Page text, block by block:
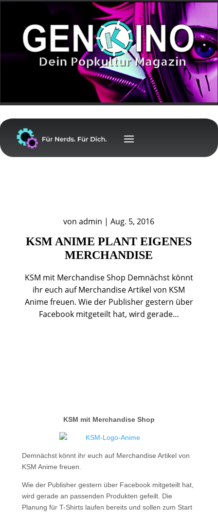
vonadmin |Aug. 5, 2016
KSM ANIME PLANT EIGENES
MERCHANDISE
KSM mit Merchandise Shop Demnächst könnt
ihr euch auf Merchandise Artikel von KSM
Anime freuen. Wie der Publisher gestern über
Facebook mitgeteilt hat, wird gerade…
KSM mit Merchandise Shop
Demnächst könnt ihr euch auf Merchandise Artikel von
KSM Anime freuen.
Wie der Publisher gestern über Facebook mitgeteilt hat,
wird gerade an passenden Produkten gefeilt. Die
Planung für T-Shirts laufen bereits und sollen zum Start